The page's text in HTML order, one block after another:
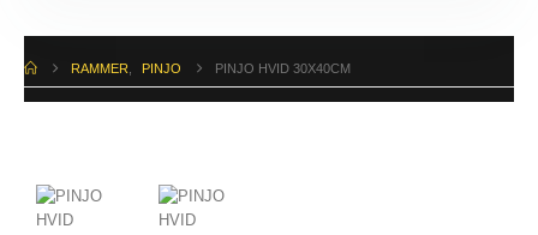
RAMMER PINJO PINJO HVID 30X40CM